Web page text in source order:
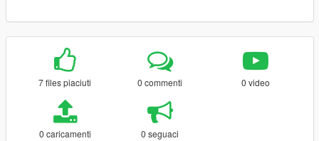
7 files piaciuti 0 commenti 0 video
0 caricamenti 0 seguaci